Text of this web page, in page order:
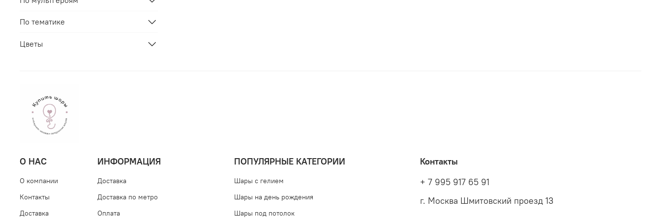
По тематике
Цветы
О НАС
О компании
Контакты
Доставка
ИНФОРМАЦИЯ
Доставка
Доставка по метро
Оплата
ПОПУЛЯРНЫЕ КАТЕГОРИИ
Шары с гелием
Шары на день рождения
Шары под потолок
Контакты
+ 7 995 917 65 91
г. Москва Шмитовский проезд 13